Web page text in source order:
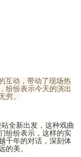
互动，带动了现场热
纷纷表示今天的演出
穷。
全新出发，这种戏曲
纷纷表示，这样的实
千年的对话，深刻体
的美。